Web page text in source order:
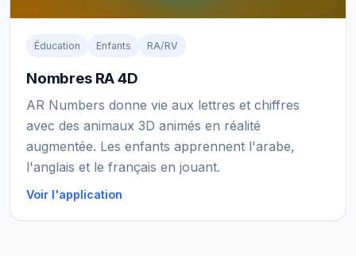
Éducation Enfants RA/RV
Nombres RA 4D
AR Numbers donne vie aux lettres et chiffres
avec des animaux 3D animés en réalité
augmentée. Les enfants apprennent l'arabe,
l'anglais et le français en jouant.
Voir l'application